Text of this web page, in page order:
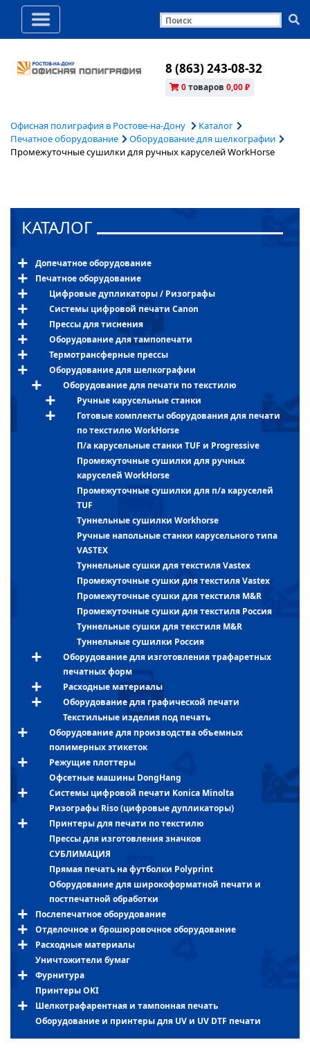
8 (863) 243-08-32
0товаров 0,00 ₽
Офисная полиграфия в Ростове-на-Дону
Каталог
Печатное оборудование
Оборудование для шелкографии
Промежуточные сушилки для ручных каруселей WorkHorse
КАТАЛОГ
Допечатное оборудование
Печатное оборудование
Цифровые дупликаторы / Ризографы
Системы цифровой печати Canon
Прессы для тиснения
Оборудование для тампопечати
Термотрансферные прессы
Оборудование для шелкографии
Оборудование для печати по текстилю
Ручные карусельные станки
Готовые комплекты оборудования для печати
по текстилю WorkHorse
П/а карусельные станки TUF и Progressive
Промежуточные сушилки для ручных
каруселей WorkHorse
Промежуточные сушилки для п/а каруселей
TUF
Туннельные сушилки Workhorse
Ручные напольные станки карусельного типа
VASTEX
Туннельные сушки для текстиля Vastex
Промежуточные сушки для текстиля Vastex
Промежуточные сушки для текстиля M&R
Промежуточные сушки для текстиля Россия
Туннельные сушки для текстиля M&R
Туннельные сушилки Россия
Оборудование для изготовления трафаретных
печатных форм
Расходные материалы
Оборудование для графической печати
Текстильные изделия под печать
Оборудование для производства объемных
полимерных этикеток
Режущие плоттеры
Офсетные машины DongHang
Системы цифровой печати Konica Minolta
Ризографы Riso (цифровые дупликаторы)
Принтеры для печати по текстилю
Прессы для изготовления значков
СУБЛИМАЦИЯ
Прямая печать на футболки Polyprint
Оборудование для широкоформатной печати и
постпечатной обработки
Послепечатное оборудование
Отделочное и брошюровочное оборудование
Расходные материалы
Уничтожители бумаг
Фурнитура
Принтеры OKI
Шелкотрафарентная и тампонная печать
Оборудование и принтеры для UV и UV DTF печати